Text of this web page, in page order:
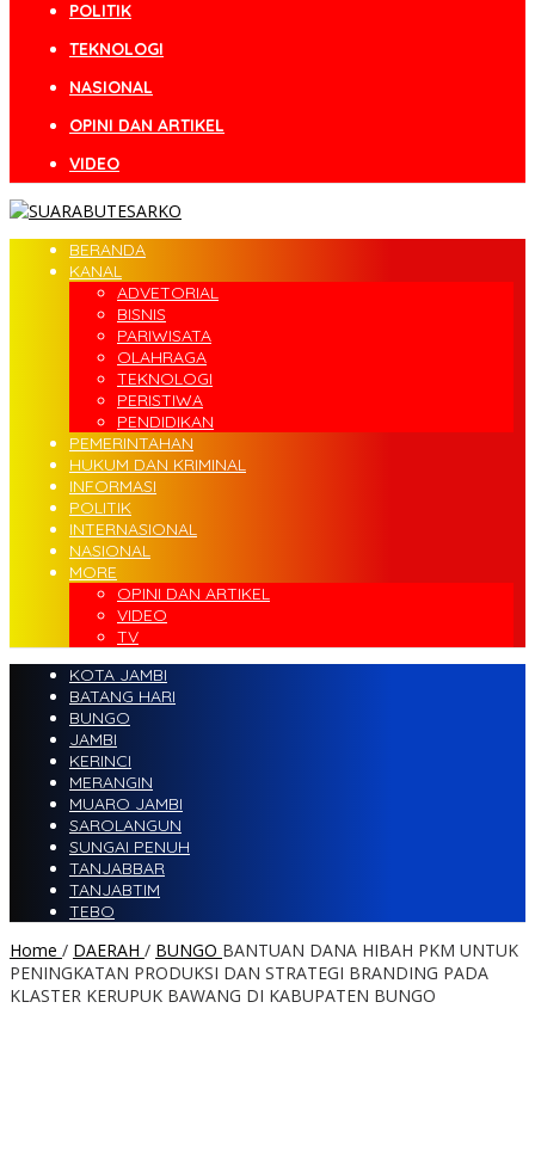
POLITIK
TEKNOLOGI
NASIONAL
OPINI DAN ARTIKEL
VIDEO
BERANDA
KANAL
ADVETORIAL
BISNIS
PARIWISATA
OLAHRAGA
TEKNOLOGI
PERISTIWA
PENDIDIKAN
PEMERINTAHAN
HUKUM DAN KRIMINAL
INFORMASI
POLITIK
INTERNASIONAL
NASIONAL
MORE
OPINI DAN ARTIKEL
VIDEO
TV
KOTA JAMBI
BATANG HARI
BUNGO
JAMBI
KERINCI
MERANGIN
MUARO JAMBI
SAROLANGUN
SUNGAI PENUH
TANJABBAR
TANJABTIM
TEBO
Home / DAERAH / BUNGO BANTUAN DANA HIBAH PKM UNTUK
PENINGKATAN PRODUKSI DAN STRATEGI BRANDING PADA
KLASTER KERUPUK BAWANG DI KABUPATEN BUNGO